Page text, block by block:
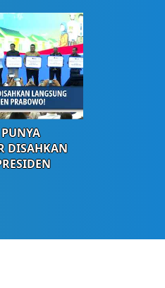
DISAHKAN